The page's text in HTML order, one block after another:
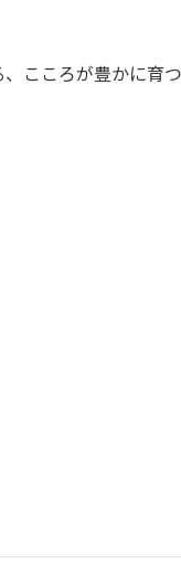
こころが豊かに育